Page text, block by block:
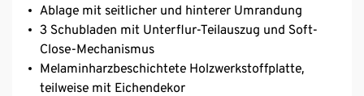
Ablage mit seitlicher und hinterer Umrandung
3 Schubladen mit Unterflur-Teilauszug und Soft-
Close-Mechanismus
Melaminharzbeschichtete Holzwerkstoffplatte,
teilweise mit Eichendekor